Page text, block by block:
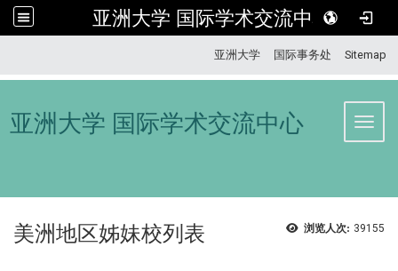
亚洲大学 国际学术交流中心
亚洲大学 国际事务处 Sitemap
亚洲大学 国际学术交流中心
浏览人次: 39155
美洲地区姊妹校列表